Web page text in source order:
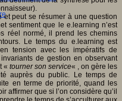
et peut se résumer à une question
sentiment que le e.learning n’est
réel normé, il prend les chemins
Le temps du e.learning est
tension avec les impératifs de
de gestion en observant
« tourner son service« , on gère les
auprès du public. Le temps de
en terme de priorité, quand les
affirmer que si l’on considère qu’il